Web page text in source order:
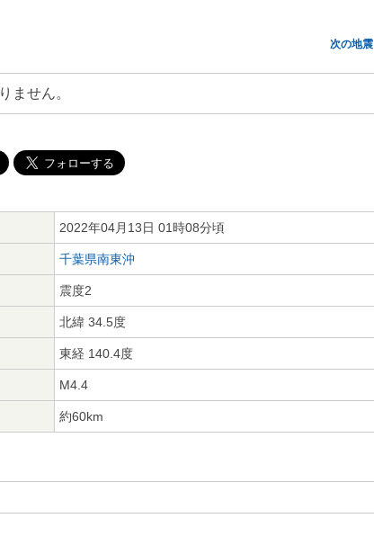
次の地震
ません。
2022年04月13日 01時08分頃
千葉県南東沖
震度2
北緯 34.5度
東経 140.4度
M4.4
約60km